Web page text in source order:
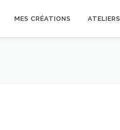
MES CRÉATIONS ATELIERS